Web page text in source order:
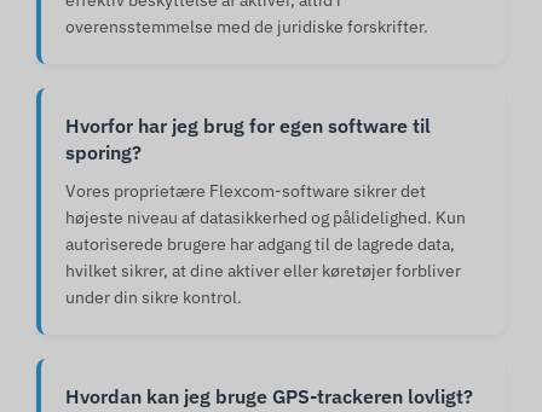
overensstemmelse med de juridiske forskrifter.
Hvorfor har jeg brug for egen software til
sporing?
Vores proprietære Flexcom-software sikrer det
højeste niveau af datasikkerhed og pålidelighed. Kun
autoriserede brugere har adgang til de lagrede data,
hvilket sikrer, at dine aktiver eller køretøjer forbliver
under din sikre kontrol.
Hvordan kan jeg bruge GPS-trackeren lovligt?